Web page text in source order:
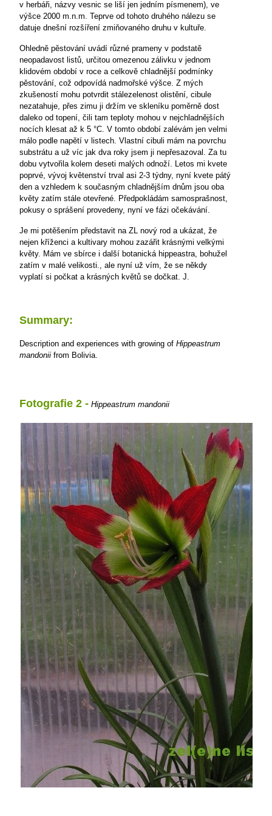
v herbáři, názvy vesnic se liší jen jedním písmenem), ve
výšce 2000 m.n.m. Teprve od tohoto druhého nálezu se
datuje dnešní rozšíření zmiňovaného druhu v kultuře.
Ohledně pěstování uvádí různé prameny v podstatě
neopadavost listů, určitou omezenou zálivku v jednom
klidovém období v roce a celkově chladnější podmínky
pěstování, což odpovídá nadmořské výšce. Z mých
zkušeností mohu potvrdit stálezelenost olistění, cibule
nezatahuje, přes zimu ji držím ve skleníku poměrně dost
daleko od topení, čili tam teploty mohou v nejchladnějších
nocích klesat až k 5 °C. V tomto období zalévám jen velmi
málo podle napětí v listech. Vlastní cibuli mám na povrchu
substrátu a už víc jak dva roky jsem ji nepřesazoval. Za tu
dobu vytvořila kolem deseti malých odnoží. Letos mi kvete
poprvé, vývoj květenství trval asi 2-3 týdny, nyní kvete pátý
den a vzhledem k současným chladnějším dnům jsou oba
květy zatím stále otevřené. Předpokládám samosprašnost,
pokusy o sprášení provedeny, nyní ve fázi očekávání.
Je mi potěšením představit na ZL nový rod a ukázat, že
nejen kříženci a kultivary mohou zazářit krásnými velkými
květy. Mám ve sbírce i další botanická hippeastra, bohužel
zatím v malé velikosti., ale nyní už vím, že se někdy
vyplatí si počkat a krásných květů se dočkat. J.
Summary:
Description and experiences with growing of Hippeastrum
mandonii from Bolivia.
Fotografie 2 - Hippeastrum mandonii